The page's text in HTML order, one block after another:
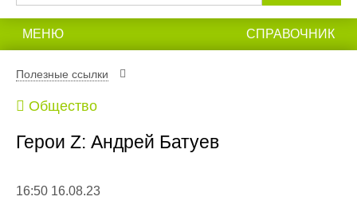
МЕНЮ СПРАВОЧНИК
Полезные ссылки
Общество
Герои Z: Андрей Батуев
16:50 16.08.23